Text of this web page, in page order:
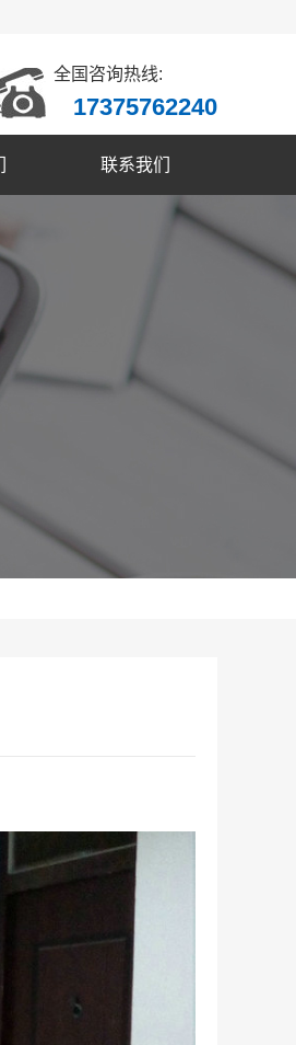
全国咨询热线:
17375762240
联系我们